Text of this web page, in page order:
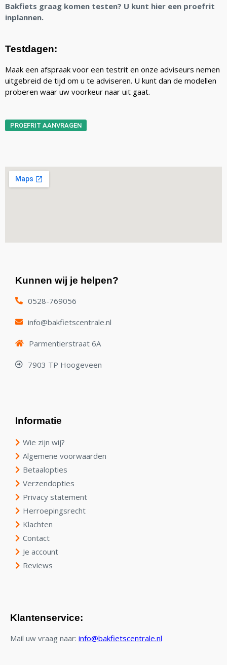
Bakfiets graag komen testen? U kunt hier een proefrit
inplannen.
Testdagen:
Maak een afspraak voor een testrit en onze adviseurs nemen
uitgebreid de tijd om u te adviseren. U kunt dan de modellen
proberen waar uw voorkeur naar uit gaat.
PROEFRIT AANVRAGEN
Kunnen wij je helpen?
0528-769056
info@bakfietscentrale.nl
Parmentierstraat 6A
7903 TP Hoogeveen
Informatie
Wie zijn wij?
Algemene voorwaarden
Betaalopties
Verzendopties
Privacy statement
Herroepingsrecht
Klachten
Contact
Je account
Reviews
Klantenservice:
Mail uw vraag naar: info@bakfietscentrale.nl